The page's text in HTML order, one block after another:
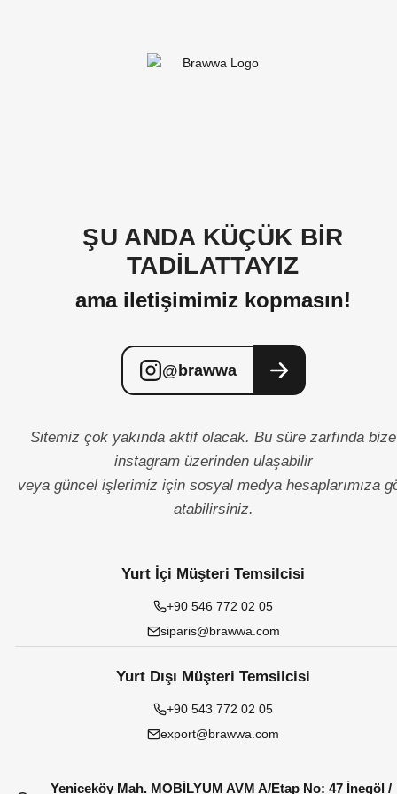
ŞU ANDA KÜÇÜK BİR
TADİLATTAYIZ
ama iletişimimiz kopmasın!
@brawwa
Sitemiz çok yakında aktif olacak. Bu süre zarfında bize
instagram üzerinden ulaşabilir
veya güncel işlerimiz için sosyal medya hesaplarımıza
atabilirsiniz.
Yurt İçi Müşteri Temsilcisi
+90 546 772 02 05
siparis@brawwa.com
Yurt Dışı Müşteri Temsilcisi
+90 543 772 02 05
export@brawwa.com
Yeniceköy Mah. MOBİLYUM AVM A/Etap No: 47 İnegöl /